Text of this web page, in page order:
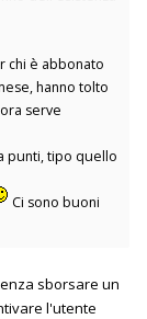
chi è abbonato
hanno tolto
serve
punti, tipo quello
Ci sono buoni
sborsare un
l'utente